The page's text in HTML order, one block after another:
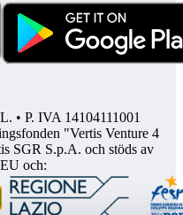
• P. IVA 14104111001
"Vertis Venture 4
SGR S.p.A. och stöds av
och: